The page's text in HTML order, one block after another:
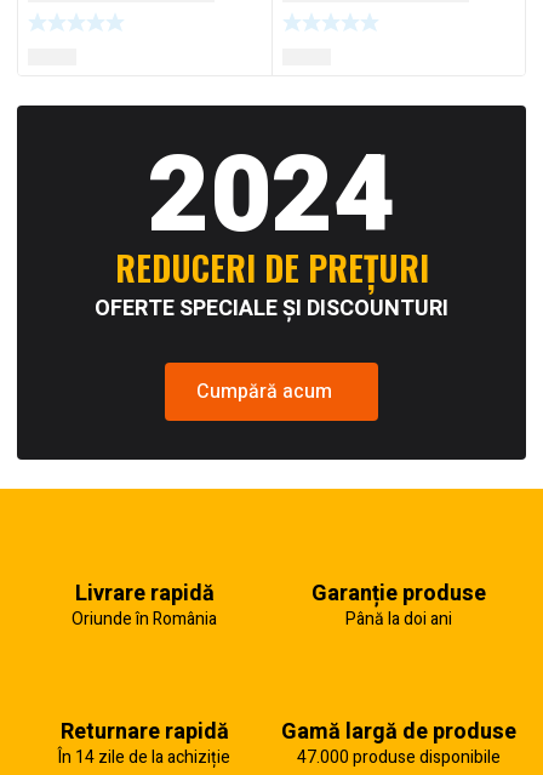
2024
REDUCERI DE PREȚURI
OFERTE SPECIALE ȘI DISCOUNTURI
Cumpără acum
Livrare rapidă
Oriunde în România
Garanție produse
Până la doi ani
Returnare rapidă
În 14 zile de la achiziție
Gamă largă de produse
47.000 produse disponibile